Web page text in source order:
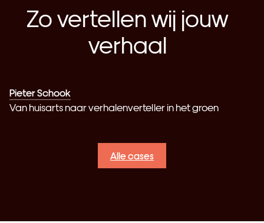
Zo vertellen wij jouw
verhaal
Pieter Schook
Van huisarts naar verhalenverteller in het groen
Alle cases